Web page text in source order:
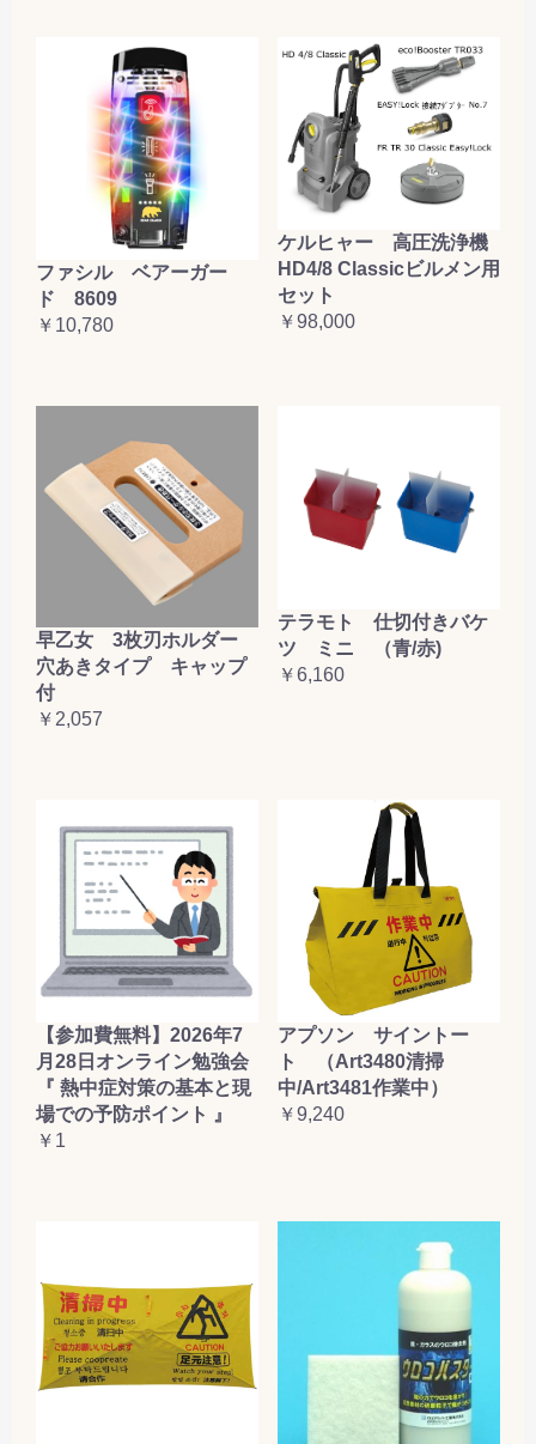
ファシル ベアーガー
ド 8609
￥10,780
ケルヒャー 高圧洗浄機
HD4/8 Classicビルメン用
セット
￥98,000
早乙女 3枚刃ホルダー
穴あきタイプ キャップ
付
￥2,057
テラモト 仕切付きバケ
ツ ミニ （青/赤)
￥6,160
【参加費無料】2026年7
月28日オンライン勉強会
『 熱中症対策の基本と現
場での予防ポイント 』
￥1
アプソン サイントー
ト （Art3480清掃
中/Art3481作業中）
￥9,240